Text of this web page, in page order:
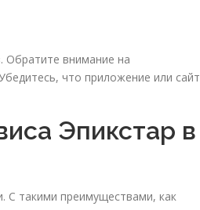
Обратите внимание на
что приложение или сайт
Эпикстар в
С такими преимуществами, как